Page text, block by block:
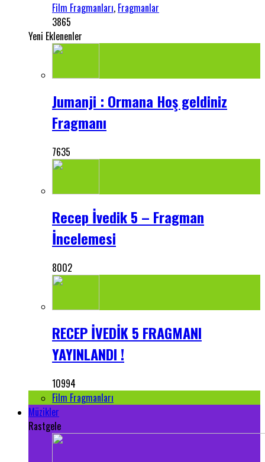
Film Fragmanları, Fragmanlar
3865
Yeni Eklenenler
Jumanji : Ormana Hoş geldiniz
Fragmanı
7635
Recep İvedik 5 – Fragman
İncelemesi
8002
RECEP İVEDİK 5 FRAGMANI
YAYINLANDI !
10994
Film Fragmanları
Müzikler
Rastgele